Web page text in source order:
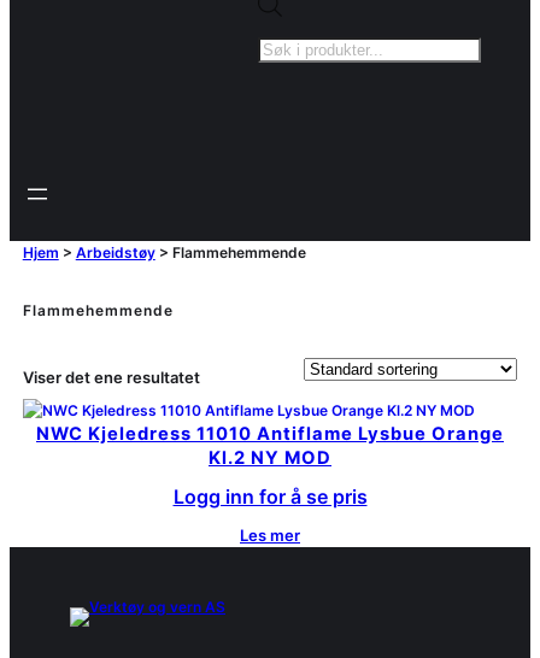
Products
Hjem > Arbeidstøy> Flammehemmende
Flammehemmende
Viser det ene resultatet
NWC Kjeledress 11010 Antiflame Lysbue Orange
Kl.2 NY MOD
Logg inn for å se pris
Les mer